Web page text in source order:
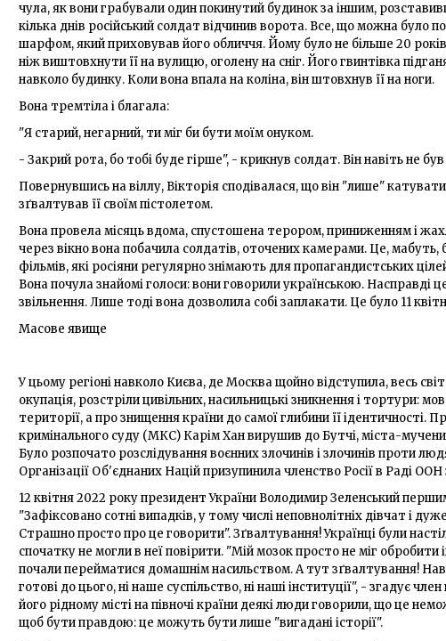
чула, як вони грабували один покинутий будинок за іншим,
кілька днів російський солдат відчинив ворота. Все, що можна було
шарфом, який приховував його обличчя. Йому було не більше 20
ніж виштовхнути її на вулицю, оголену на сніг. Його гвинтівка
навколо будинку. Коли вона впала на коліна, він штовхнув її на ноги.
Вона тремтіла і благала:
"Я старий, негарний, ти міг би бути моїм онуком.
- Закрий рота, бо тобі буде гірше", - крикнув солдат. Він навіть не
Повернувшись на віллу, Вікторія сподівалася, що він "лише"
зґвалтував її своїм пістолетом.
Вона провела місяць вдома, спустошена терором, приниженням і
через вікно вона побачила солдатів, оточених камерами. Це,
фільмів, які росіяни регулярно знімають для пропагандистських
Вона почула знайомі голоси: вони говорили українською. Насправді
звільнення. Лише тоді вона дозволила собі заплакати. Це було 11
Масове явище
У цьому регіоні навколо Києва, де Москва щойно відступила, весь
окупація, розстріли цивільних, насильницькі зникнення і тортури:
території, а про знищення країни до самої глибини її ідентичності.
кримінального суду (МКС) Карім Хан вирушив до Бутчі, міста-
Було розпочато розслідування воєнних злочинів і злочинів проти
Організації Об'єднаних Націй призупинила членство Росії в Раді
12 квітня 2022 року президент України Володимир Зеленський
"Зафіксовано сотні випадків, у тому числі неповнолітніх дівчат і
Страшно просто про це говорити". Зґвалтування! Українці були
спочатку не могли в неї повірити. "Мій мозок просто не міг обробити
почали перейматися домашнім насильством. А тут зґвалтування!
готові до цього, ні наше суспільство, ні наші інституції", - згадує
його рідному місті на півночі країни деякі люди говорили, що це
щоб бути правдою: це можуть бути лише "вигадані історії".